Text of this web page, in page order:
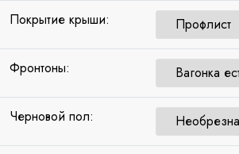
Покрытие крыши:
Фронтоны:
Черновой пол: